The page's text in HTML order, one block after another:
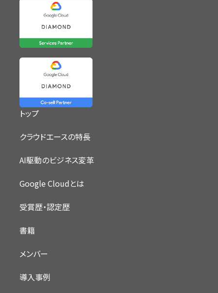
トップ
クラウドエースの特長
AI駆動のビジネス変革
Google Cloudとは
受賞歴・認定歴
書籍
メンバー
導入事例